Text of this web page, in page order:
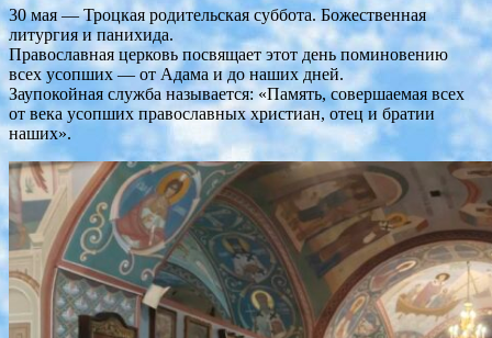
30 мая — Троцкая родительская суббота. Божественная
литургия и панихида.
Православная церковь посвящает этот день поминовению
всех усопших — от Адама и до наших дней.
Заупокойная служба называется: «Память, совершаемая всех
от века усопших православных христиан, отец и братии
наших».